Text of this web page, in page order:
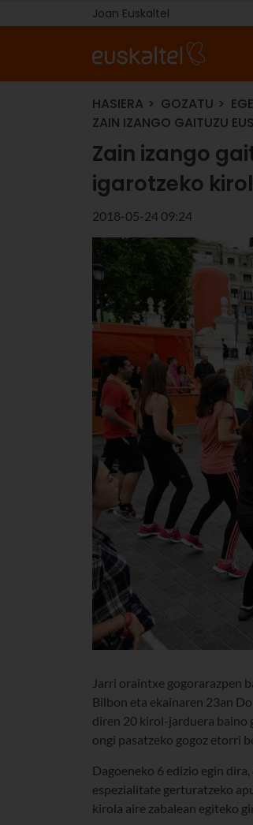
Joan Euskaltel
HASIERA GOZATU
EGE
ZAIN IZANGO GAITUZU
Zain izango
igarotzeko
2018-05-24 09:24
Jarri oraintxe gogorarazpen
Bilbon eta ekainaren 23an
diren 20 kirol-jarduera baino
ongi pasatzeko gogoz etorri
Dagoeneko 6 edizio egin
espezialitate gerturatzeko
kirola aire zabalean egiteko